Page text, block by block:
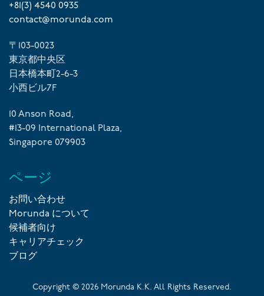
+81(3) 4540 0935
contact@morunda.com
〒103-0023
東京都中央区
日本橋本町2-6-3
小西ビル7F
10 Anson Road,
#13-09 International Plaza,
Singapore 079903
ページ
お問い合わせ
Morunda について
候補者向け
キャリアチェック
ブログ
Copyright © 2026 Morunda K.K. All Rights Reserved.